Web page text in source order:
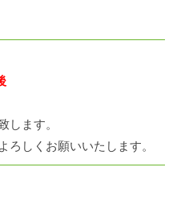
ます。
しくお願いいたします。